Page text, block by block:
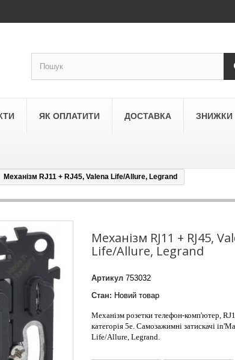
Allure
Classic
Life
LEGRAND
LEZARD
Lezard Deriy
ЯК ОПЛАТИТИ ДОСТАВКА ЗНИЖКИ
Механізм RJ11 + RJ45, Valena Life/Allure, Legrand
Механізм RJ11 + RJ45,
Life/Allure, Legrand
Артикул 753032
Стан: Новий товар
Механізм розетки телефон-комп'ютер,
категорія 5е. Самозажимні затискачі
Life/Allure, Legrand.